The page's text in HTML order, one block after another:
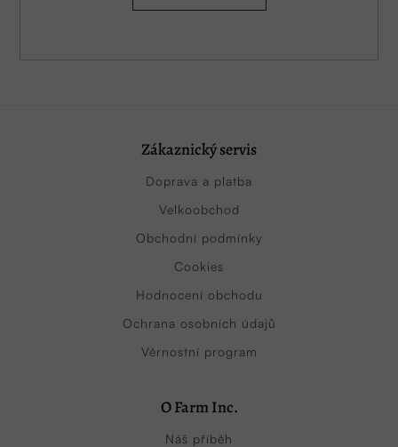
Zákaznický servis
Doprava a platba
Velkoobchod
Obchodní podmínky
Cookies
Hodnocení obchodu
Ochrana osobních údajů
Věrnostní program
O Farm Inc.
Náš příběh